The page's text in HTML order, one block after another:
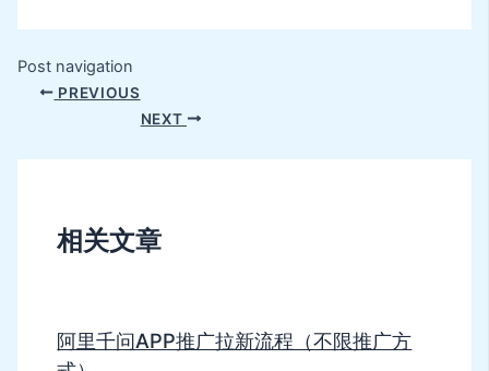
Post navigation
PREVIOUS
NEXT
相关文章
阿里千问APP推广拉新流程（不限推广方